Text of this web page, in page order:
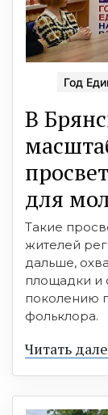
Год
В
для
Такие
жителей
дальше,
площадки и
поколению
фольклора.
Читать